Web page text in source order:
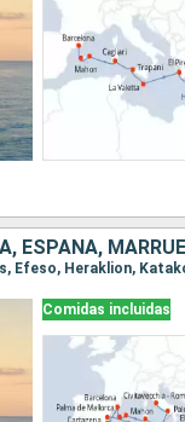
ESPAÑA,
Comidas incluidas